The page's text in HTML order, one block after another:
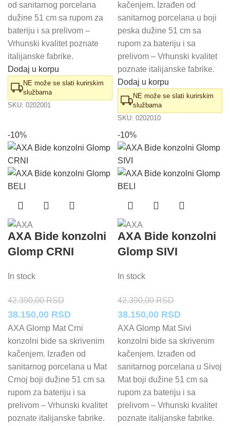
bila:
26.590,00 RSD.
23.930,00 RSD.
od sanitarnog porcelana
dužine 51 cm sa rupom za
bateriju i sa prelivom –
Vrhunski kvalitet poznate
italijanske fabrike.
Dodaj u korpu
NE može se slati kurirskim
službama
SKU: 0202001
bila:
42.390,00 RSD.
38.150,00
kačenjem. Izrađen od
sanitarnog porcelana u boji
peska dužine 51 cm sa
rupom za bateriju i sa
prelivom – Vrhunski kvalitet
poznate italijanske fabrike.
Dodaj u korpu
NE može se slati kurirskim
službama
SKU: 0202010
-10%
AXA Bide konzolni
Glomp CRNI
In stock
42.390,00RSD
Originalna
cena
je
bila:
42.390,00 RSD.
38.150,00 RSDTrenutna
cena
je:
38.150,00 RSD.
AXA Glomp Mat Crni
konzolni bide sa skrivenim
kačenjem. Izrađen od
sanitarnog porcelana u Mat
Crnoj boji dužine 51 cm sa
rupom za bateriju i sa
prelivom – Vrhunski kvalitet
poznate italijanske fabrike.
-10%
AXA Bide konzolni
Glomp SIVI
In stock
42.390,00RSD
Originalna
cena
je
bila:
42.390,00 RSD.
38.150,00 RSDTrenutna
cena
je:
38.150,00
AXA Glomp Mat Sivi
konzolni bide sa skrivenim
kačenjem. Izrađen od
sanitarnog porcelana u Sivoj
Mat boji dužine 51 cm sa
rupom za bateriju i sa
prelivom – Vrhunski kvalitet
poznate italijanske fabrike.